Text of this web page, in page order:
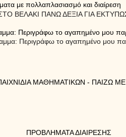
με πολλαπλασιασμό και διαίρεση
ΒΕΛΑΚΙ ΠΑΝΩ ΔΕΞΙΑ ΓΙΑ
Περιγράφω το αγαπημένο μου
Περιγράφω το αγαπημένο μου
ΜΑΘΗΜΑΤΙΚΩΝ - ΠΑΙΖΩ
ΠΡΟΒΛΗΜΑΤΑ ΔΙΑΙΡΕΣΗΣ